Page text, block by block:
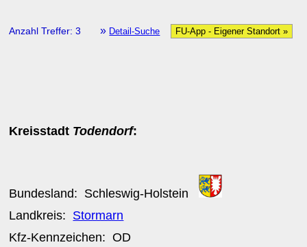
Anzahl Treffer: 3 » Detail-Suche FU-App - Eigener Standort »
Kreisstadt Todendorf:
Bundesland: Schleswig-Holstein
Landkreis: Stormarn
Kfz-Kennzeichen:OD